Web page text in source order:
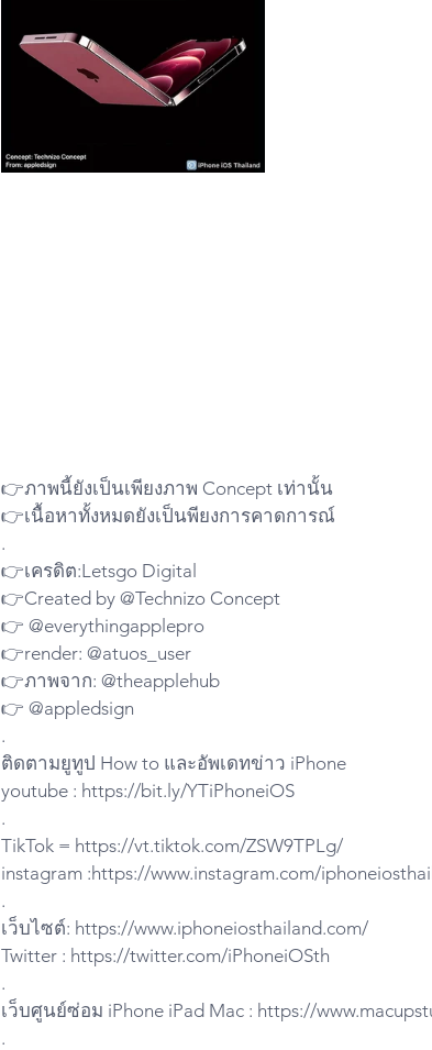
👉ภาพนี้ยังเป็นเพียงภาพ Concept เท่านั้น
👉เนื้อหาทั้งหมดยังเป็นพียงการคาดการณ์
.
👉เครดิต:Letsgo Digital
👉Created by @Technizo Concept
👉 @everythingapplepro
👉render: @atuos_user
👉ภาพจาก: @theapplehub
👉 @appledsign
.
ติดตามยูทูป How to และอัพเดทข่าว iPhone
youtube : https://bit.ly/YTiPhoneiOS
.
TikTok = https://vt.tiktok.com/ZSW9TPLg/
instagram :https://www.instagram.com/
.
เว็บไซต์: https://www.iphoneiosthailand.com/
Twitter : https://twitter.com/iPhoneiOSth
.
เว็บศูนย์ซ่อม iPhone iPad Mac : https://
.